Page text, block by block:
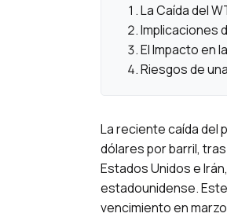
La Caída del
Implicaciones
El Impacto en
Riesgos de
La reciente caída del
dólares por barril,
Estados Unidos e
estadounidense.
vencimiento en